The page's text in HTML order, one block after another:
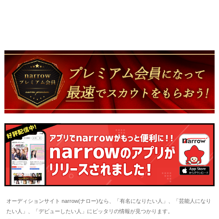
オーディションサイト narrow(ナロー)なら、「有名になりたい人」、「芸能人になり
たい人」、「デビューしたい人」にピッタリの情報が見つかります。